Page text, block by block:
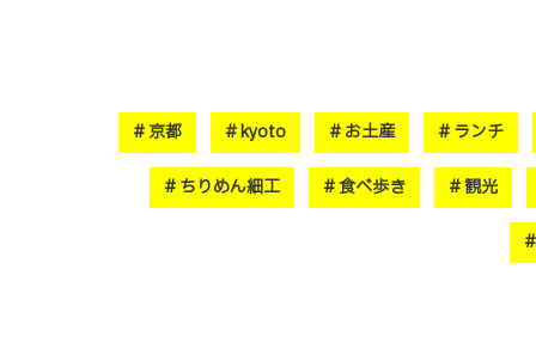
京都 kyoto お土産 ランチ
ちりめん細工 食べ歩き 観光